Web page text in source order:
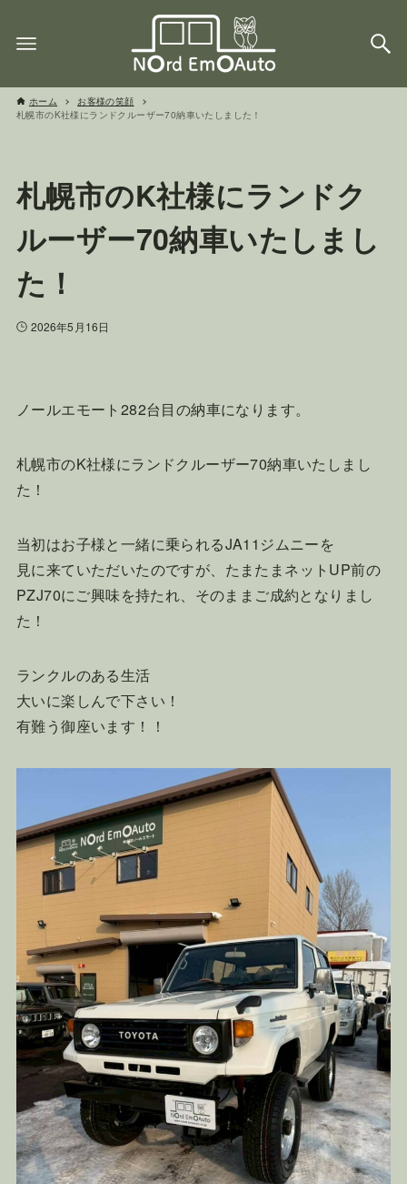
ホーム
お客様の笑顔
札幌市のK社様にランドクルーザー70納車いたしました！
札幌市のK社様にランドク
ルーザー70納車いたしまし
た！
2026年5月16日
ノールエモート282台目の納車になります。
札幌市のK社様にランドクルーザー70納車いたしまし
た！
当初はお子様と一緒に乗られるJA11ジムニーを
見に来ていただいたのですが、たまたまネットUP前の
PZJ70にご興味を持たれ、そのままご成約となりまし
た！
ランクルのある生活
大いに楽しんで下さい！
有難う御座います！！